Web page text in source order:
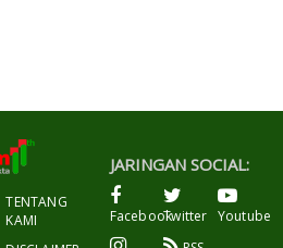
TENTANG
KAMI
JARINGAN SOCIAL:
FacebookTwitter Youtube